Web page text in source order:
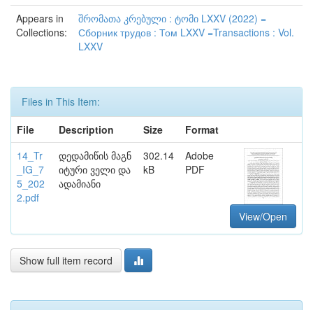
Appears in
Collections:
შრომათა კრებული : ტომი LXXV (2022) =
Сборник трудов : Том LXXV =Transactions : Vol.
LXXV
Files in This Item:
File
Description Size
Format
14_Tr
_IG_7
5_202
2.pdf
დედამიწის მაგნ
იტური ველი და
ადამიანი
302.14
kB
Adobe
PDF
View/Open
Show full item record